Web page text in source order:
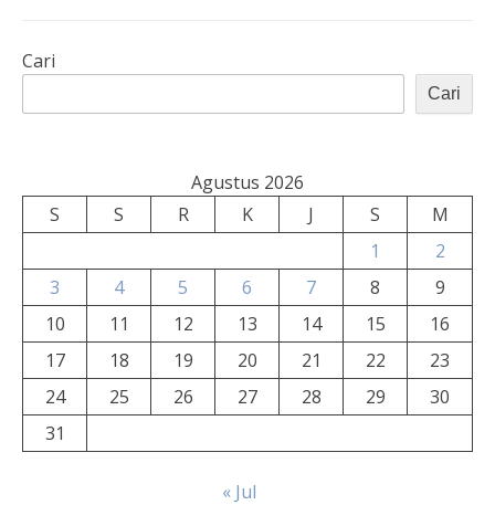
Cari
Cari
Agustus 2026
S
S R K J S
M
1
2
3
4 5 6 7 8
9
10
11 12 13 14 15
16
17
18 19 20 21 22
23
24
25 26 27 28 29
30
31
« Jul